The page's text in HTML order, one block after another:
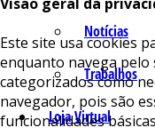
Notícias
Trabalhos
Loja Virtual
Este site usa cookies
enquanto navega pelo
categorizados como
navegador, pois são
funcionalidades